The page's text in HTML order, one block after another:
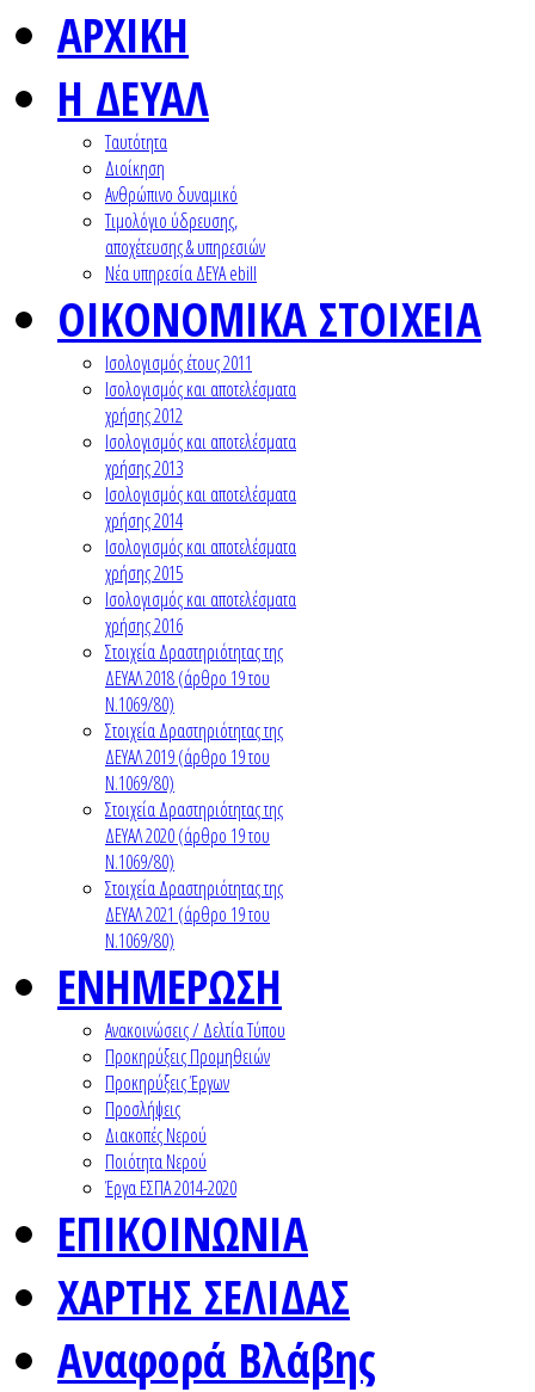
ΑΡΧΙΚΗ
Η ΔΕΥΑΛ
Ταυτότητα
Διοίκηση
Ανθρώπινο δυναμικό
Τιμολόγιο ύδρευσης,
αποχέτευσης & υπηρεσιών
Nέα υπηρεσία ΔΕΥΑ ebill
ΟΙΚΟΝΟΜΙΚΑ ΣΤΟΙΧΕΙΑ
Ισολογισμός έτους 2011
Ισολογισμός και αποτελέσματα
χρήσης 2012
Ισολογισμός και αποτελέσματα
χρήσης 2013
Ισολογισμός και αποτελέσματα
χρήσης 2014
Ισολογισμός και αποτελέσματα
χρήσης 2015
Ισολογισμός και αποτελέσματα
χρήσης 2016
Στοιχεία Δραστηριότητας της
ΔΕΥΑΛ 2018 (άρθρο 19 του
Ν.1069/80)
Στοιχεία Δραστηριότητας της
ΔΕΥΑΛ 2019 (άρθρο 19 του
Ν.1069/80)
Στοιχεία Δραστηριότητας της
ΔΕΥΑΛ 2020 (άρθρο 19 του
Ν.1069/80)
Στοιχεία Δραστηριότητας της
ΔΕΥΑΛ 2021 (άρθρο 19 του
Ν.1069/80)
ΕΝΗΜΕΡΩΣΗ
Ανακοινώσεις / Δελτία Τύπου
Προκηρύξεις Προμηθειών
Προκηρύξεις Έργων
Προσλήψεις
Διακοπές Νερού
Ποιότητα Νερού
Έργα ΕΣΠΑ 2014-2020
ΕΠΙΚΟΙΝΩΝΙΑ
ΧΑΡΤΗΣ ΣΕΛΙΔΑΣ
Αναφορά Βλάβης